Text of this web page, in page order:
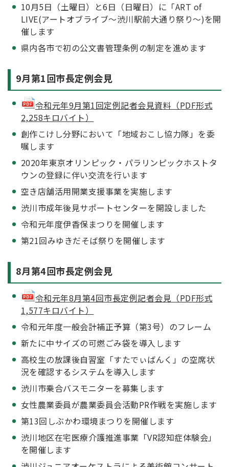
10月5日（土曜日）と6日（日曜日）に「ART of
LIVE(アートオブライブ～渋川駅前大通り祭り～)を開
催します
県内各市で初の公文書管理条例の制定を進めます
9月第1回市長定例会見
令和元年9月第1回定例記者会見資料（PDF形式
2,258キロバイト）
創作こけし分野において「地域おこし協力隊」を委
嘱します
2020年東京オリンピック・パラリンピックホストタ
ウンの登録に伴い交流を行います
空き店舗活用開業支援事業を実施します
渋川市成年後見サポートセンターを開設しました
令和元年度伊香保まつりを開催します
第21回みゆきだそば祭りを開催します
8月第4回市長定例会見
令和元年8月第4回市長定例記者会見（PDF形式
1,577キロバイト）
令和元年度一般会計補正予算（第3号）のフレーム
新たに中サイズの可燃ごみ袋を導入します
高校生の放課後自習室「すたでぃばんく」の空席状
況を確認するシステムを導入します
渋川市乗合バスモニターを募集します
女性農業委員が農業委員会活動PR作戦を実施します
第13回しぶかわ環境まつりを開催します
渋川地区在宅医療介護推進事業「VR認知症体験会」
を開催します